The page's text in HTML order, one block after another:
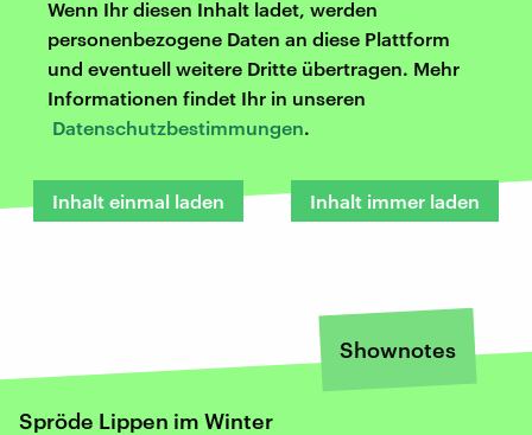
Wenn Ihr diesen Inhalt ladet, werden
personenbezogene Daten an diese Plattform
und eventuell weitere Dritte übertragen. Mehr
Informationen findet Ihr in unseren
Datenschutzbestimmungen.
Inhalt einmal laden Inhalt immer laden
Shownotes
Spröde Lippen im Winter